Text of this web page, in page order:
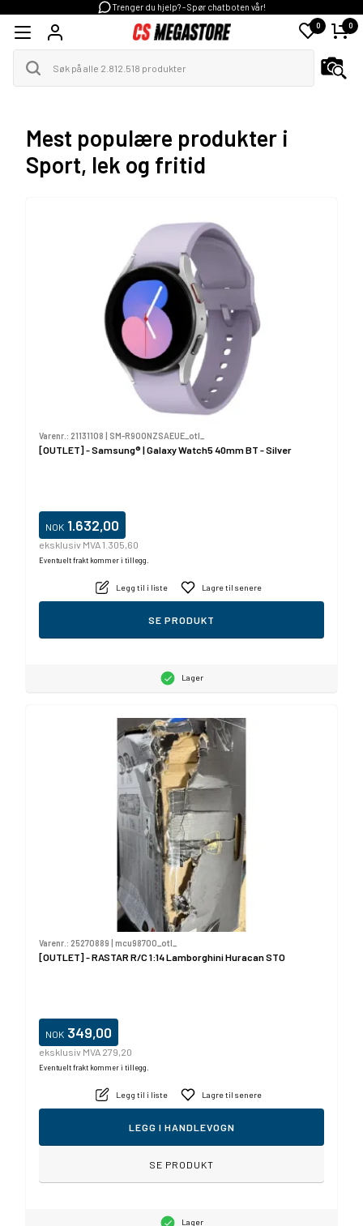
Trenger du hjelp? - Spør chatboten vår!
0 0
Mest populære produkter i
Sport, lek og fritid
Varenr.: 21131108 | SM-R900NZSAEUE_otl_
[OUTLET] - Samsung® | Galaxy Watch5 40mm BT - Silver
NOK 1.632,00
eksklusiv MVA 1.305,60
Eventuelt frakt kommer i tillegg.
Legg til i liste Lagre til senere
SE PRODUKT
Lager
Varenr.: 25270889 | mcu98700_otl_
[OUTLET] - RASTAR R/C 1:14 Lamborghini Huracan STO
NOK 349,00
eksklusiv MVA 279,20
Eventuelt frakt kommer i tillegg.
Legg til i liste Lagre til senere
LEGG I HANDLEVOGN
SE PRODUKT
Lager